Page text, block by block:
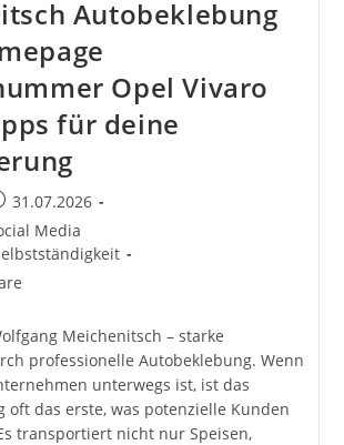
Autobeklebung
Opel Vivaro
für deine
31.07.2026
Media
Meichenitsch – starke
professionelle Autobeklebung. Wenn
unterwegs ist, ist das
oft das erste, was potenzielle Kunden
transportiert nicht nur Speisen,